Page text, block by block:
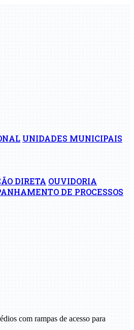
UNIDADES MUNICIPAIS
DIRETA OUVIDORIA
DE PROCESSOS
com rampas de acesso para